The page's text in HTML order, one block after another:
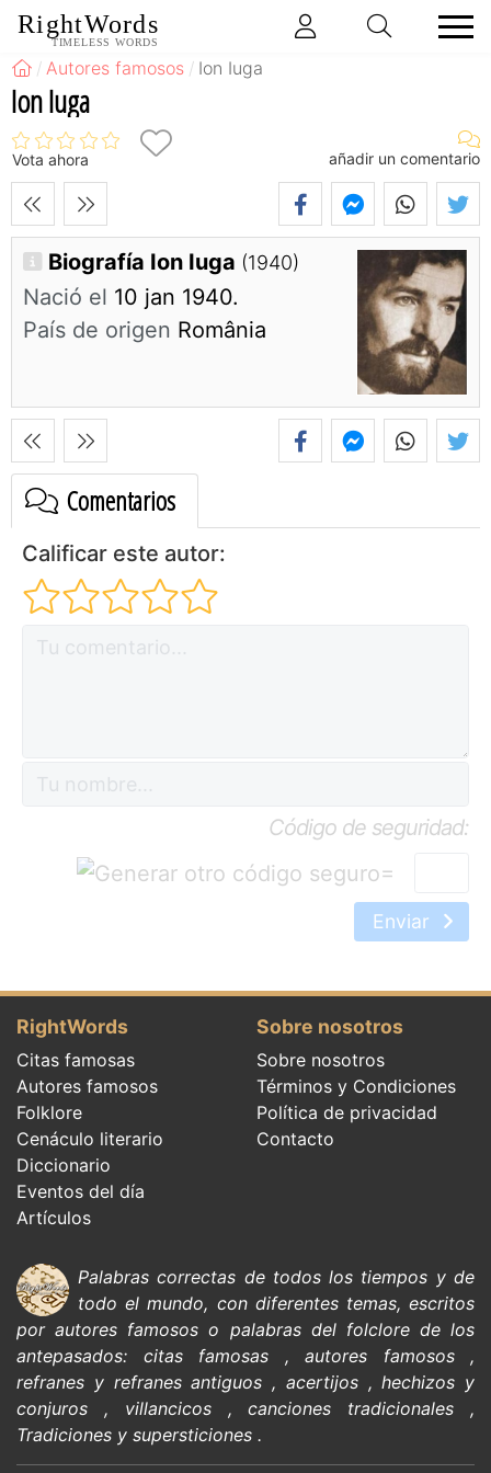
RightWords
TIMELESS WORDS
Autores famosos Ion Iuga
Ion Iuga
Vota ahora añadir un comentario
Biografía Ion Iuga (1940)
Nació el 10 jan 1940.
País de origen România
Comentarios
Calificar este autor:
Código de seguridad:
=
Enviar
RightWords
Citas famosas
Autores famosos
Folklore
Cenáculo literario
Diccionario
Eventos del día
Artículos
Sobre nosotros
Sobre nosotros
Términos y Condiciones
Política de privacidad
Contacto
Palabras correctas de todos los tiempos y de
todo el mundo, con diferentes temas, escritos
porautores famosos o palabras del folclore delos
antepasados: citas famosas , autores famosos,
refranes y refranes antiguos , acertijos,hechizos y
conjuros , villancicos,canciones tradicionales ,
Tradiciones y supersticiones .